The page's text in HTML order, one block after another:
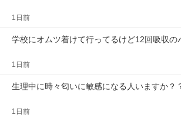
1日前
学校にオムツ着けて行ってるけど12回吸収
1日前
生理中に時々匂いに敏感になる人いますか
1日前